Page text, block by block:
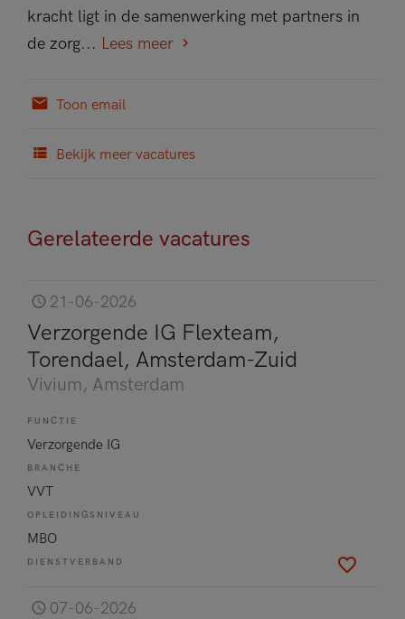
kracht ligt in de samenwerking met partners in
de zorg... Lees meer
Toon email
Bekijk meer vacatures
Gerelateerde vacatures
21-06-2026
Verzorgende IG Flexteam,
Torendael, Amsterdam-Zuid
Vivium, Amsterdam
FUNCTIE
Verzorgende IG
BRANCHE
VVT
OPLEIDINGSNIVEAU
MBO
DIENSTVERBAND
07-06-2026